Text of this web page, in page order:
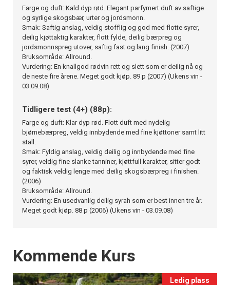
Farge og duft: Kald dyp rød. Elegant parfymert duft av saftige
og syrlige skogsbær, urter og jordsmonn.
Smak: Saftig anslag, veldig stofflig og god med flotte syrer,
deilig kjøttaktig karakter, flott fylde, deilig bærpreg og
jordsmonnspreg utover, saftig fast og lang finish. (2007)
Bruksområde: Allround.
Vurdering: En knallgod rødvin rett og slett som er deilig nå og
de neste fire årene. Meget godt kjøp. 89 p (2007) (Ukens vin -
03.09.08)
Tidligere test (4+) (88p):
Farge og duft: Klar dyp rød. Flott duft med nydelig
bjørnebærpreg, veldig innbydende med fine kjøttoner samt litt
stall.
Smak: Fyldig anslag, veldig deilig og innbydende med fine
syrer, veldig fine slanke tanniner, kjøttfull karakter, sitter godt
og faktisk veldig lenge med deilig skogsbærpreg i finishen.
(2006)
Bruksområde: Allround.
Vurdering: En usedvanlig deilig syrah som er best innen tre år.
Meget godt kjøp. 88 p (2006) (Ukens vin - 03.09.08)
Events
Kommende Kurs
Ledig plass